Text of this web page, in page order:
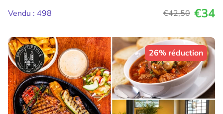
Vendu : 498
€42,50 €34
26% réduction